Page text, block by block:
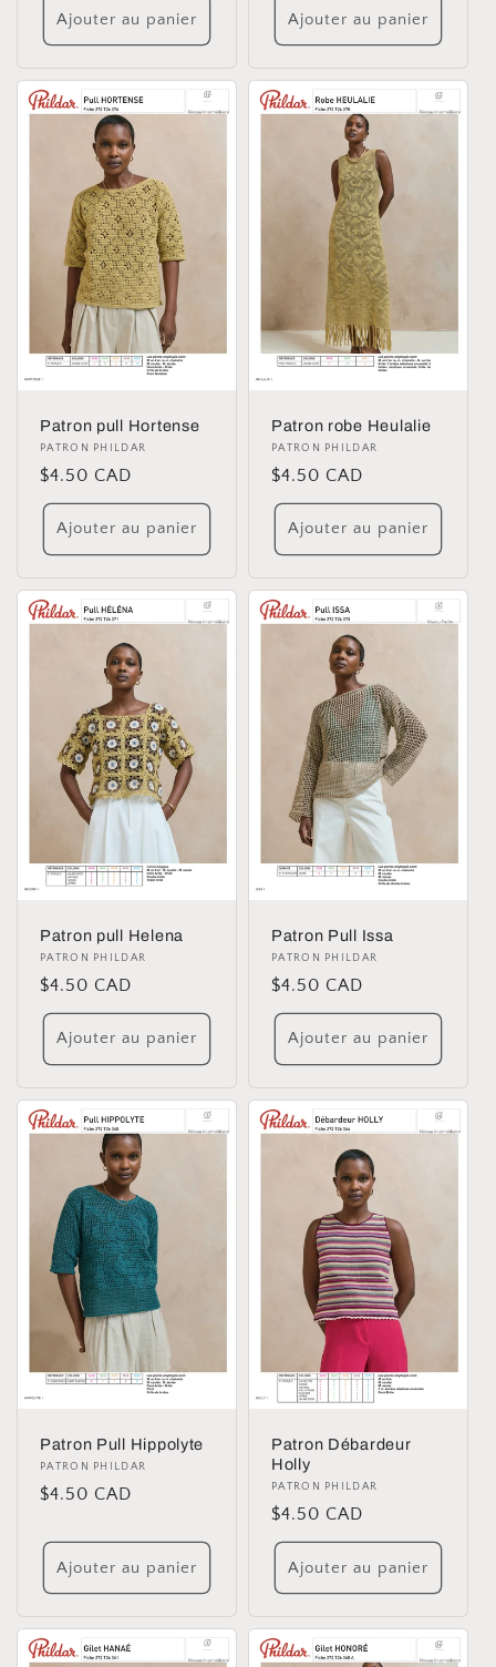
Ajouter au panier Ajouter au panier
Patron pull Hortense
Distributeur :
PATRON PHILDAR
Prix
habituel
$4.50 CAD
Ajouter au panier
Patron robe Heulalie
Distributeur :
PATRON PHILDAR
Prix
habituel
$4.50 CAD
Ajouter au panier
Patron pull Helena
Distributeur :
PATRON PHILDAR
Prix
habituel
$4.50 CAD
Ajouter au panier
Patron Pull Issa
Distributeur :
PATRON PHILDAR
Prix
habituel
$4.50 CAD
Ajouter au panier
Patron Pull Hippolyte
Distributeur :
PATRON PHILDAR
Prix
$4.50 CAD
Ajouter au panier
Patron Débardeur
Holly
Distributeur :
PATRON PHILDAR
Prix
habituel
$4.50 CAD
Ajouter au panier